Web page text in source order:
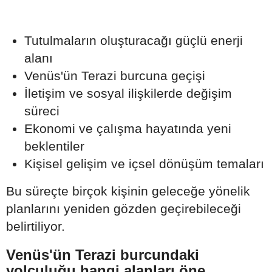
Tutulmaların oluşturacağı güçlü enerji
alanı
Venüs'ün Terazi burcuna geçişi
İletişim ve sosyal ilişkilerde değişim
süreci
Ekonomi ve çalışma hayatında yeni
beklentiler
Kişisel gelişim ve içsel dönüşüm temaları
Bu süreçte birçok kişinin geleceğe yönelik
planlarını yeniden gözden geçirebileceği
belirtiliyor.
Venüs'ün Terazi burcundaki